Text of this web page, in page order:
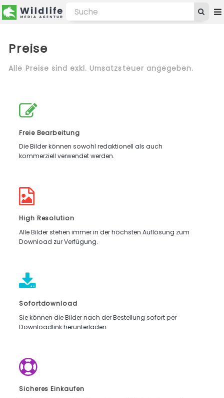
Preise
Alle Preise sind exkl. Umsatzsteuer angegeben.
Freie Bearbeitung
Die Bilder können sowohl redaktionell als auch
kommerziell verwendet werden.
High Resolution
Alle Bilder stehen immer in der höchsten Auflösung zum
Download zur Verfügung.
Sofortdownload
Sie können die Bilder nach der Bestellung sofort per
Downloadlink herunterladen.
Sicheres Einkaufen